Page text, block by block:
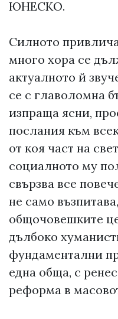
ЮНЕСКО.
Силното
много хора се
актуалното й
се с главоломна
изпраща ясни,
послания към
от коя част на
социалното му
свързва все
не само
общочовешките
дълбоко
фундаментални
една обща, с
реформа в